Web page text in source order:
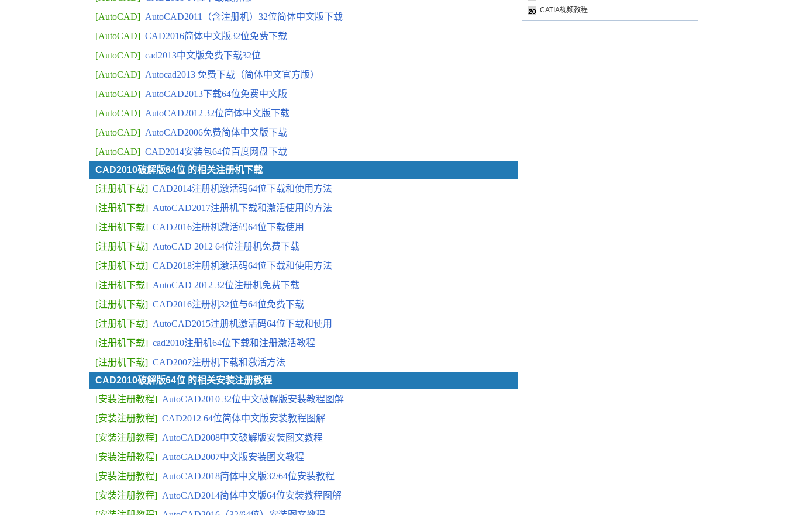
[AutoCAD] AutoCAD2011（含注册机）32位简体中文版下载
[AutoCAD] CAD2016简体中文版32位免费下载
[AutoCAD] cad2013中文版免费下载32位
[AutoCAD] Autocad2013 免费下载（简体中文官方版）
[AutoCAD] AutoCAD2013下载64位免费中文版
[AutoCAD] AutoCAD2012 32位简体中文版下载
[AutoCAD] AutoCAD2006免费简体中文版下载
[AutoCAD] CAD2014安装包64位百度网盘下载
CAD2010破解版64位 的相关注册机下载
[注册机下载] CAD2014注册机激活码64位下载和使用方法
[注册机下载] AutoCAD2017注册机下载和激活使用的方法
[注册机下载] CAD2016注册机激活码64位下载使用
[注册机下载] AutoCAD 2012 64位注册机免费下载
[注册机下载] CAD2018注册机激活码64位下载和使用方法
[注册机下载] AutoCAD 2012 32位注册机免费下载
[注册机下载] CAD2016注册机32位与64位免费下载
[注册机下载] AutoCAD2015注册机激活码64位下载和使用
[注册机下载] cad2010注册机64位下载和注册激活教程
[注册机下载] CAD2007注册机下载和激活方法
CAD2010破解版64位 的相关安装注册教程
[安装注册教程] AutoCAD2010 32位中文破解版安装教程图解
[安装注册教程] CAD2012 64位简体中文版安装教程图解
[安装注册教程] AutoCAD2008中文破解版安装图文教程
[安装注册教程] AutoCAD2007中文版安装图文教程
[安装注册教程] AutoCAD2018简体中文版32/64位安装教程
[安装注册教程] AutoCAD2014简体中文版64位安装教程图解
CATIA视频教程